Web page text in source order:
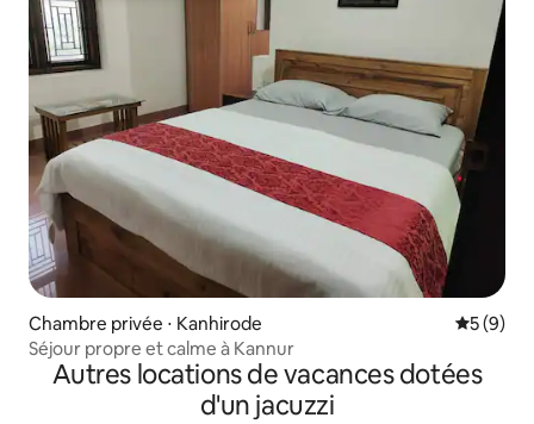
Chambre privée ⋅ Kanhirode
5 (9)
Séjour propre et calme à Kannur
Autres locations de vacances dotées
d'un jacuzzi